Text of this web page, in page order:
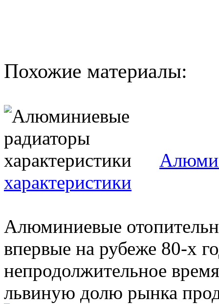
Похожие материалы:
характеристики
Алюминиевые
впервые на рубеже 80-х
непродолжительное
львиную долю рынка